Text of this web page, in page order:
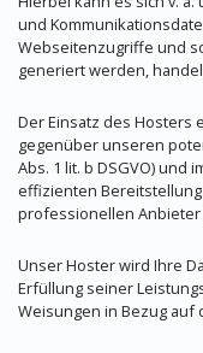
und
Webseitenzugriffe und
generiert werden,
Der Einsatz des Hosters
gegenüber unseren
Abs. 1 lit. b DSGVO)
effizienten
professionellen Anbieter
Unser Hoster wird Ihre
Erfüllung seiner
Weisungen in Bezug auf